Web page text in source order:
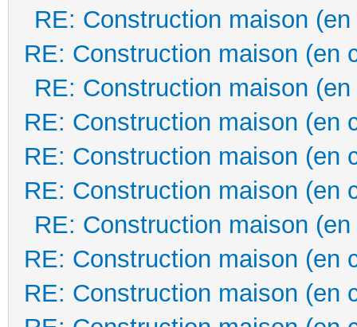
RE: Construction maison
RE: Construction maison (en
RE: Construction maison
RE: Construction maison (en
RE: Construction maison (en
RE: Construction maison (en
RE: Construction maison
RE: Construction maison (en
RE: Construction maison (en